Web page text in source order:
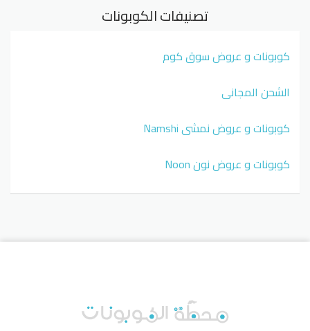
تصنيفات الكوبونات
كوبونات و عروض سوق كوم
الشحن المجاني
كوبونات و عروض نمشي Namshi
كوبونات و عروض نون Noon